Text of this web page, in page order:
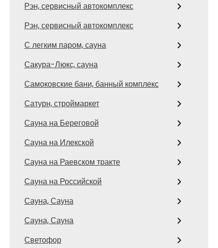
Рэн, сервисный автокомплекс
Рэн, сервисный автокомплекс
С легким паром, сауна
Сакура-Люкс, сауна
Самоковские бани, банный комплекс
Сатурн, строймаркет
Сауна на Береговой
Сауна на Илекской
Сауна на Раевском тракте
Сауна на Российской
Сауна, Сауна
Сауна, Сауна
Светофор